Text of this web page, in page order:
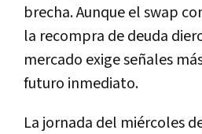
brecha. Aunque el swap
la recompra de deuda
mercado exige señales
futuro inmediato.
La jornada del miércoles